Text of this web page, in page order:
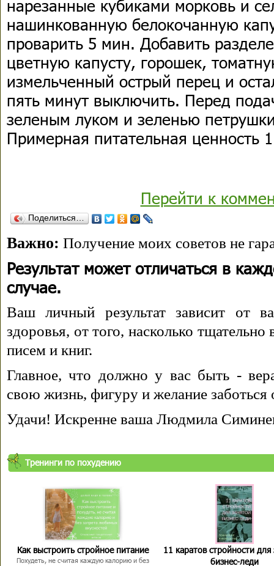
нарезанные кубиками морковь и
нашинкованную белокочанную
проварить 5 мин. Добавить
цветную капусту, горошек,
измельченный острый перец и
пять минут выключить. Перед
зеленым луком и зеленью
Примерная питательная ценность
Перейти к
Поделиться…
Важно: Получение моих советов не
Результат может отличаться в
случае.
Ваш личный результат зависит от
здоровья, от того, насколько
писем и книг.
Главное, что должно у вас быть -
свою жизнь, фигуру и желание заботься
Удачи! Искренне ваша Людмила
Тренинги по похудению
Как выстроить стройное питание
Похудеть, не считая каждую калорию и без
11 каратов стройности для
бизнес-леди